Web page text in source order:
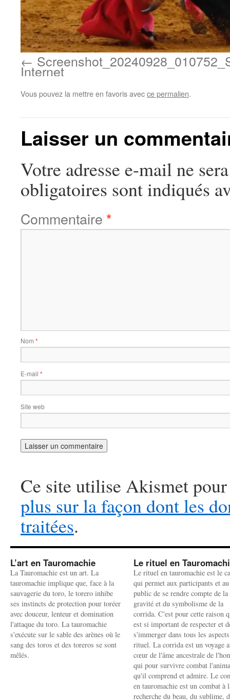
Internet
Vous pouvez la mettre en favoris avecce permalien.
Laisser un
Votre adresse e-mail ne
obligatoires sont indiqués
Commentaire *
Nom *
E-mail *
Site web
Ce site utilise Akismet
plus sur la façon dont les
traitées.
L’art en Tauromachie
La Tauromachie est un art. La
tauromachie implique que, face à la
sauvagerie du toro, le torero inhibe
ses instincts de protection pour toréer
avec douceur, lenteur et domination
l'attaque du toro. La tauromachie
s'exécute sur le sable des arènes où le
sang des toros et des toreros se sont
mêlés.
Le rituel en
Le rituel en tauromachie est le
qui permet aux participants et au
public de se rendre compte de la
gravité et du symbolisme de la
corrida. C'est pour cette raison
est si important de respecter et
s'immerger dans tous les
rituel. La corrida est un voyage
cœur de l'âme ancestrale de
qui pour survivre combat
qu'il comprend et admire. Le
en tauromachie est un combat à
recherche du beau, du sublime,